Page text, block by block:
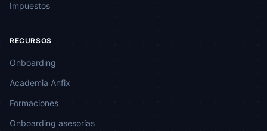
Impuestos
RECURSOS
Onboarding
Academia Anfix
Formaciones
Onboarding asesorías